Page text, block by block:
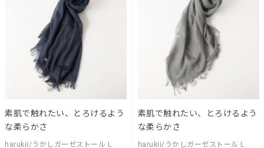
素肌で触れたい、とろけるよう
な柔らかさ
harukii/うかしガーゼストール L
素肌で触れたい、とろけるよう
な柔らかさ
harukii/うかしガーゼストール L